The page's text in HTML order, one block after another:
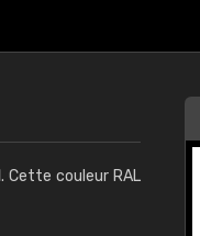
. Cette couleur RAL